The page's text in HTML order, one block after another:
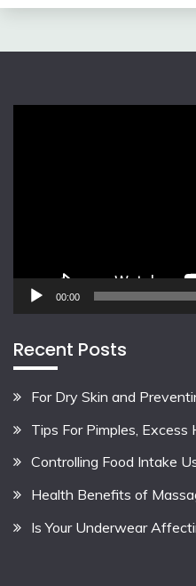
00:00
Recent Posts
For Dry Skin and
Tips For Pimples, Excess
Controlling Food Intake
Health Benefits of
Is Your Underwear